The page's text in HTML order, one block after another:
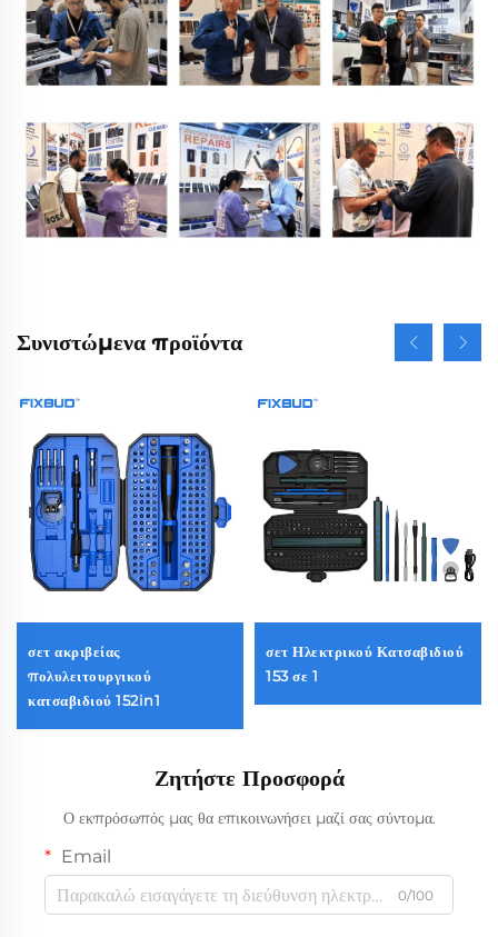
Συνιστώμενα προϊόντα
σετ ακριβείας
πολυλειτουργικού
κατσαβιδιού 152in1
σετ Ηλεκτρικού Κατσαβιδιού
153 σε 1
Ζητήστε Προσφορά
Ο εκπρόσωπός μας θα επικοινωνήσει μαζί σας σύντομα.
Email
0/100